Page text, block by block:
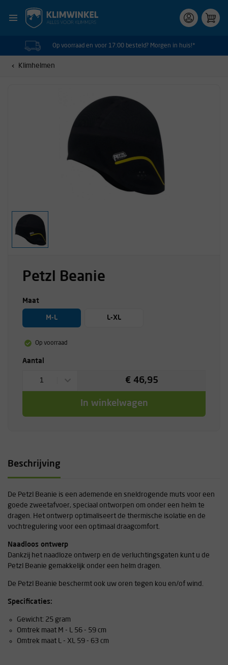
Op voorraad en voor 17:00 besteld? Morgen in huis!*
Klimhelmen
Petzl Beanie
Maat
M-L L-XL
Op voorraad
Aantal
1 € 46,95
In winkelwagen
Beschrijving
De Petzl Beanie is een ademende en sneldrogende muts voor een
goede zweetafvoer, speciaal ontworpen om onder een helm te
dragen. Het ontwerp optimaliseert de thermische isolatie en de
vochtregulering voor een optimaal draagcomfort.
Naadloos ontwerp
Dankzij het naadloze ontwerp en de verluchtingsgaten kunt u de
Petzl Beanie gemakkelijk onder een helm dragen.
De Petzl Beanie beschermt ook uw oren tegen kou en/of wind.
Specificaties:
Gewicht: 25 gram
Omtrek maat M - L 56 - 59 cm
Omtrek maat L - XL 59 - 63 cm